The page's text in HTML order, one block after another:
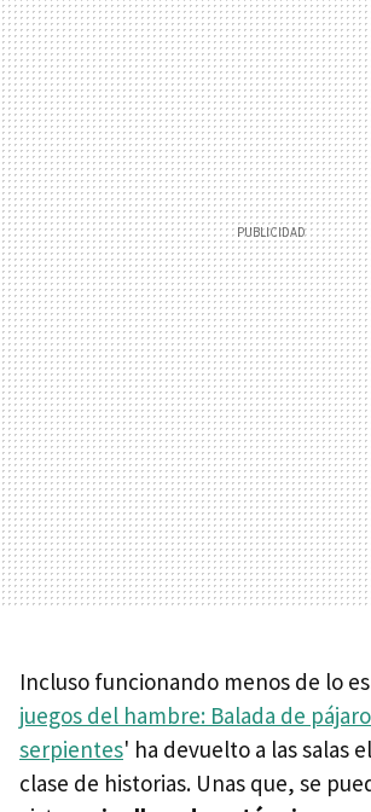
Incluso funcionando menos de lo
juegos del hambre: Balada de
serpientes' ha devuelto a las salas
clase de historias. Unas que, se